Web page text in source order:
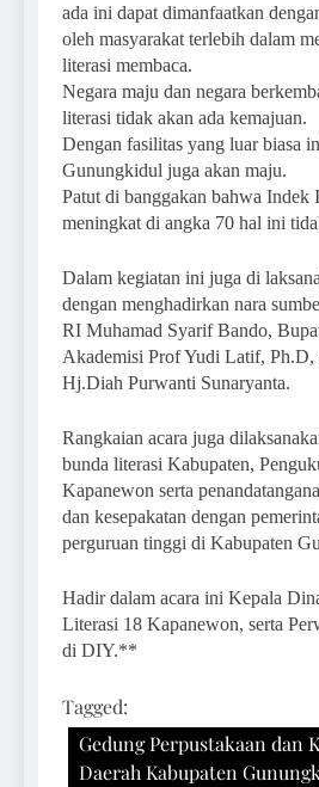
ada ini dapat dimanfaatkan
oleh masyarakat terlebih dalam
literasi membaca.
Negara maju dan negara
literasi tidak akan ada kemajuan.
Dengan fasilitas yang luar biasa
Gunungkidul juga akan maju.
Patut di banggakan bahwa
meningkat di angka 70 hal ini
Dalam kegiatan ini juga di
dengan menghadirkan nara
RI Muhamad Syarif Bando,
Akademisi Prof Yudi Latif, Ph.D,
Hj.Diah Purwanti Sunaryanta.
Rangkaian acara juga
bunda literasi Kabupaten,
Kapanewon serta
dan kesepakatan dengan
perguruan tinggi di Kabupaten
Hadir dalam acara ini Kepala
Literasi 18 Kapanewon, serta
di DIY.**
Tagged:
Gedung Perpustakaan dan
Daerah Kabupaten